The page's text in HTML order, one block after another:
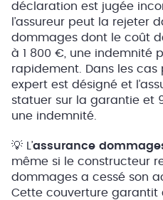
déclaration est jugée
l’assureur peut la rejeter
dommages dont le coût
à 1 800 €, une indemnité
rapidement. Dans les cas
expert est désigné et
statuer sur la garantie et
une indemnité.
💡 L’assurance
même si le constructeur
dommages a cessé son
Cette couverture garantit